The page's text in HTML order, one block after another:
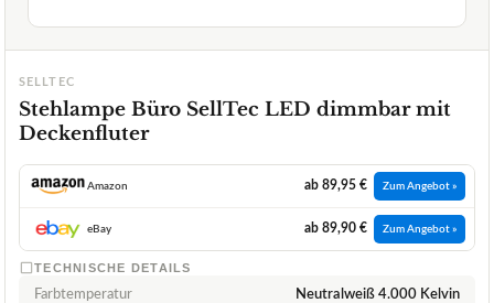
SELLTEC
Stehlampe Büro SellTec LED dimmbar mit
Deckenfluter
Amazon ab 89,95 € Zum Angebot »
eBay ab 89,90 € Zum Angebot »
TECHNISCHE DETAILS
Farbtemperatur Neutralweiß 4.000 Kelvin